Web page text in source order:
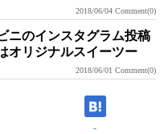
2018/06/04 Comment(0)
ニのインスタグラム投稿
オリジナルスイーツー
2018/06/01 Comment(0)
-